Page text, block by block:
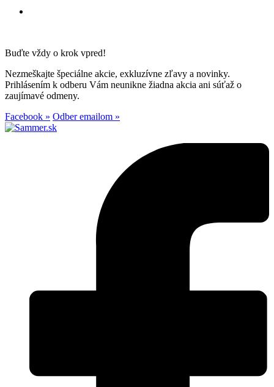
Buďte vždy o krok vpred!
Nezmeškajte špeciálne akcie, exkluzívne zľavy a novinky.
Prihlásením k odberu Vám neunikne žiadna akcia ani súťaž o
zaujímavé odmeny.
Facebook » Odber emailom »